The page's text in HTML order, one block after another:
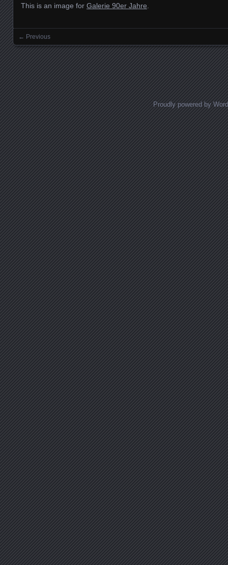
This is an image for Galerie 90er Jahre.
Images navigation
← Previous
Proudly powered by